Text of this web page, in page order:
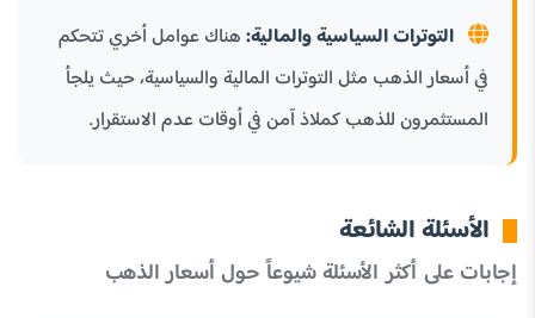
التوترات السياسية والمالية:هناك عوامل أخري تتحكم
في أسعار الذهب مثل التوترات المالية والسياسية، حيث يلجأ
المستثمرون للذهب كملاذ آمن في أوقات عدم الاستقرار.
الأسئلة الشائعة
إجابات على أكثر الأسئلة شيوعاً حول أسعار الذهب